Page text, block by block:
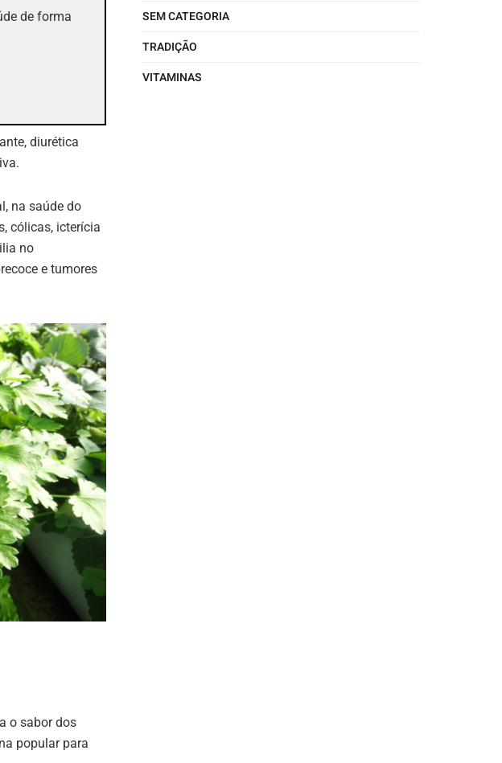
de forma
diurética
na saúde do
cólicas, icterícia
no
e tumores
o sabor dos
popular para
SEM CATEGORIA
TRADIÇÃO
VITAMINAS